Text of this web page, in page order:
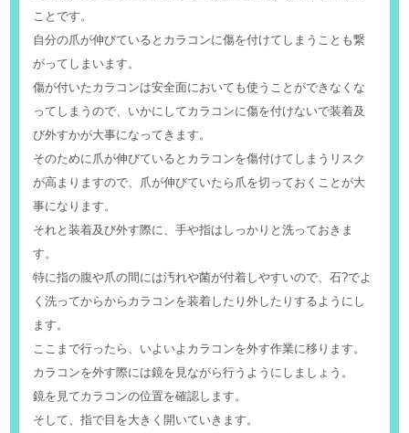
ことです。
自分の爪が伸びているとカラコンに傷を付けてしまうことも繋
がってしまいます。
傷が付いたカラコンは安全面においても使うことができなくな
ってしまうので、いかにしてカラコンに傷を付けないで装着及
び外すかが大事になってきます。
そのために爪が伸びているとカラコンを傷付けてしまうリスク
が高まりますので、爪が伸びていたら爪を切っておくことが大
事になります。
それと装着及び外す際に、手や指はしっかりと洗っておきま
す。
特に指の腹や爪の間には汚れや菌が付着しやすいので、石?でよ
く洗ってからからカラコンを装着したり外したりするようにし
ます。
ここまで行ったら、いよいよカラコンを外す作業に移ります。
カラコンを外す際には鏡を見ながら行うようにしましょう。
鏡を見てカラコンの位置を確認します。
そして、指で目を大きく開いていきます。